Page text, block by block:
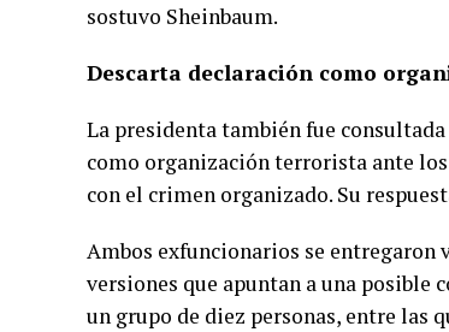
sostuvo Sheinbaum.
Descarta declaración como
La presidenta también fue
como organización terrorista ante
con el crimen organizado. Su
Ambos exfuncionarios se entregaron
versiones que apuntan a una posible
un grupo de diez personas, entre las